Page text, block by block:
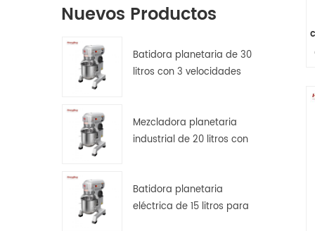
Nuevos Productos
Batidora planetaria de 30
litros con 3 velocidades
Mezcladora planetaria
industrial de 20 litros con
Batidora planetaria
eléctrica de 15 litros para